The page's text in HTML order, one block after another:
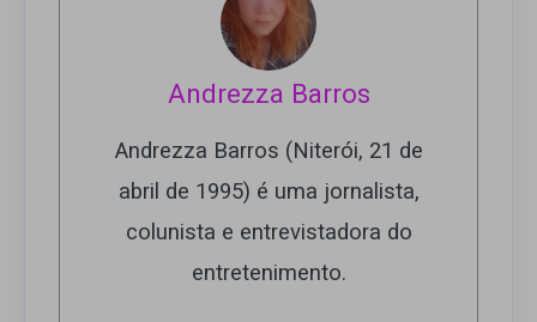
Andrezza Barros
Andrezza Barros (Niterói, 21 de
abril de 1995) é uma jornalista,
colunista e entrevistadora do
entretenimento.